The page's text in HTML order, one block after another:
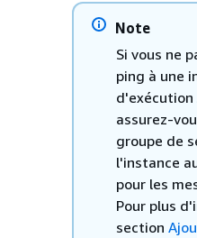
Note
Si vous ne
ping à une
d'exécution
assurez-
groupe de
l'instance
pour les
Pour plus
section